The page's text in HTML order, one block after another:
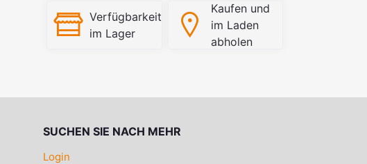
Verfügbarkeit
im Lager
Kaufen und
im Laden
abholen
SUCHEN SIE NACH MEHR
Login